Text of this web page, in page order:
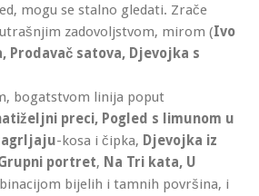
mogu se stalno gledati. Zrače
zadovoljstvom, mirom (Ivo
Prodavač satova, Djevojka s
bogatstvom linija poput
preci, Pogled s limunom u
-kosa i čipka, Djevojka iz
portret, Na Tri kata, U
bijelih i tamnih površina, i